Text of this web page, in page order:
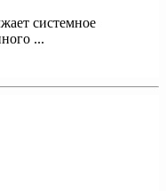
системное
...